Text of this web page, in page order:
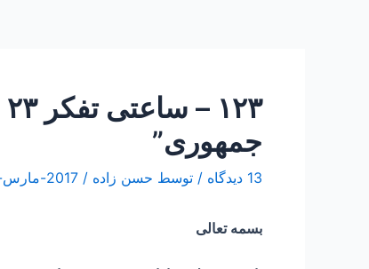
جمهوری”
13 دیدگاه / توسط حسن زاده / 2017-مارس-28
بسمه تعالی